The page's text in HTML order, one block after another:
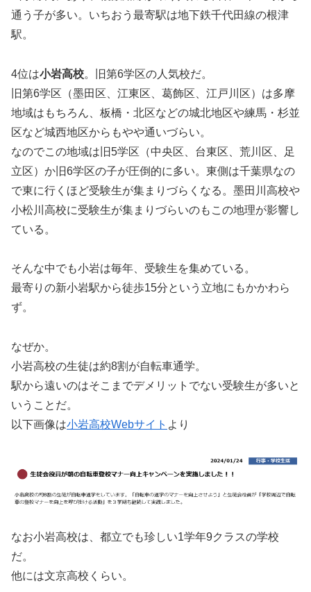
通う子が多い。いちおう最寄駅は地下鉄千代田線の根津
駅。
4位は小岩高校。旧第6学区の人気校だ。
旧第6学区（墨田区、江東区、葛飾区、江戸川区）は多摩
地域はもちろん、板橋・北区などの城北地区や練馬・杉並
区など城西地区からもやや通いづらい。
なのでこの地域は旧5学区（中央区、台東区、荒川区、足
立区）か旧6学区の子が圧倒的に多い。東側は千葉県なの
で東に行くほど受験生が集まりづらくなる。墨田川高校や
小松川高校に受験生が集まりづらいのもこの地理が影響し
ている。
そんな中でも小岩は毎年、受験生を集めている。
最寄りの新小岩駅から徒歩15分という立地にもかかわら
ず。
なぜか。
小岩高校の生徒は約8割が自転車通学。
駅から遠いのはそこまでデメリットでない受験生が多いと
いうことだ。
以下画像は小岩高校Webサイト より
なお小岩高校は、都立でも珍しい1学年9クラスの学校
だ。
他には文京高校くらい。